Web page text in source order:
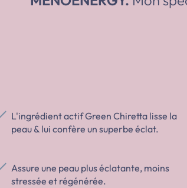
L'ingrédient actif Green Chiretta lisse la
peau & lui confère un superbe éclat.
Assure une peau plus éclatante, moins
stressée et régénérée.